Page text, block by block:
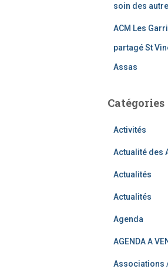
soin des
ACM Les
partagé St
Assas
Catégories
Activités
Actualité des
Actualités
Actualités
Agenda
AGENDA A
Associations